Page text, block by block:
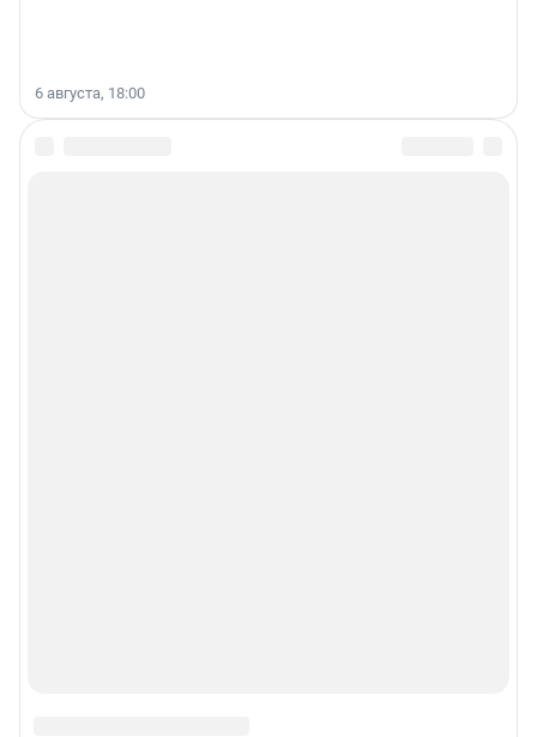
6 августа, 18:00